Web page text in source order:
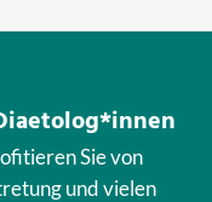
Sie von
und vielen